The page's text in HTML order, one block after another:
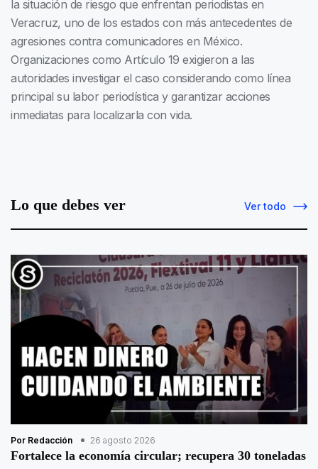
la situación de riesgo que enfrentan periodistas en
Veracruz, uno de los estados con más antecedentes de
agresiones contra comunicadores en México.
Organizaciones como Artículo 19 exigieron a las
autoridades investigar el caso considerando como línea
principal su labor periodística y garantizar acciones
inmediatas para localizarla con vida.
Lo que debes ver Ver todo
Por Redacción 26 agosto 2026
Fortalece la economía circular; recupera 30 toneladas